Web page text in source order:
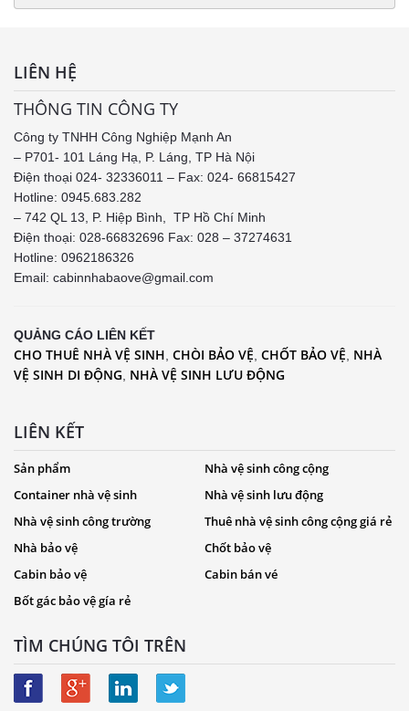
LIÊN HỆ
THÔNG TIN CÔNG TY
Công ty TNHH Công Nghiệp Mạnh An
– P701- 101 Láng Hạ, P. Láng, TP Hà Nội
Điện thoại 024- 32336011 – Fax: 024- 66815427
Hotline: 0945.683.282
– 742 QL 13, P. Hiệp Bình, TP Hồ Chí Minh
Điện thoại: 028-66832696 Fax: 028 – 37274631
Hotline: 0962186326
Email: cabinnhabaove@gmail.com
QUẢNG CÁO LIÊN KẾT
CHO THUÊ NHÀ VỆ SINH CHÒI BẢO VỆ CHỐT BẢO VỆ NHÀ
VỆ SINH DI ĐỘNG NHÀ VỆ SINH LƯU ĐỘNG
LIÊN KẾT
Sản phẩm
Nhà vệ sinh công cộng
Container nhà vệ sinh
Nhà vệ sinh lưu động
Nhà vệ sinh công trường
Thuê nhà vệ sinh công cộng giá rẻ
Nhà bảo vệ
Chốt bảo vệ
Cabin bảo vệ
Cabin bán vé
Bốt gác bảo vệ gía rẻ
TÌM CHÚNG TÔI TRÊN